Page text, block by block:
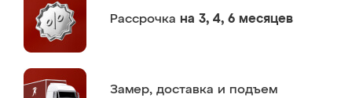
Рассрочка на 3, 4, 6 месяцев
Замер, доставка и подъем